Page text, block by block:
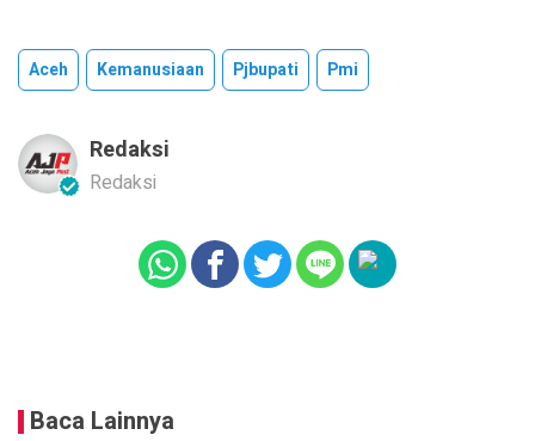
Aceh Kemanusiaan Pjbupati Pmi
Redaksi
Redaksi
Baca Lainnya